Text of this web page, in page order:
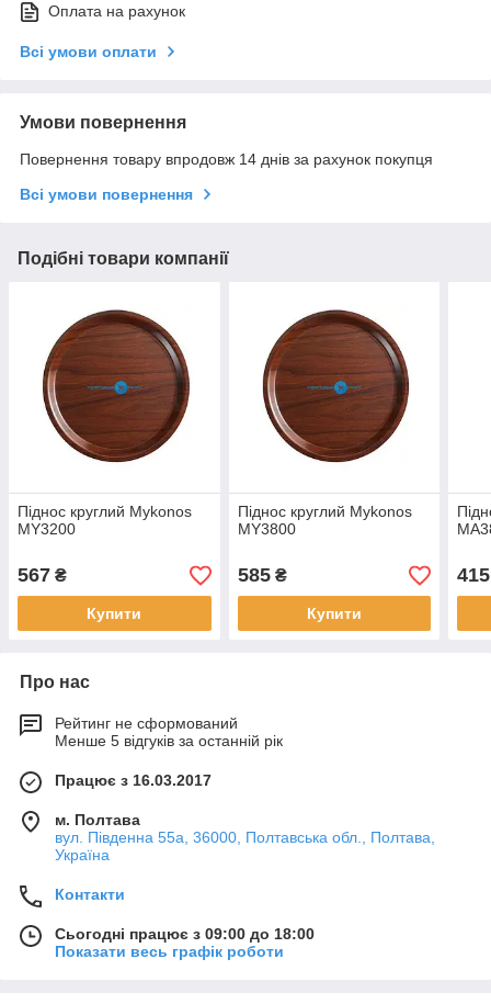
Оплата на рахунок
Всі умови оплати
Умови повернення
Повернення товару впродовж 14 днів за рахунок покупця
Всі умови повернення
Подібні товари компанії
Піднос круглий Mykonos
MY3200
567 ₴
Купити
Піднос круглий Mykonos
MY3800
585₴
Купити
415
Про нас
Рейтинг не сформований
Менше 5 відгуків за останній рік
Працює з 16.03.2017
м. Полтава
вул. Південна 55а, 36000, Полтавська обл., Полтава,
Україна
Контакти
Сьогодні працює з 09:00 до 18:00
Показати весь графік роботи